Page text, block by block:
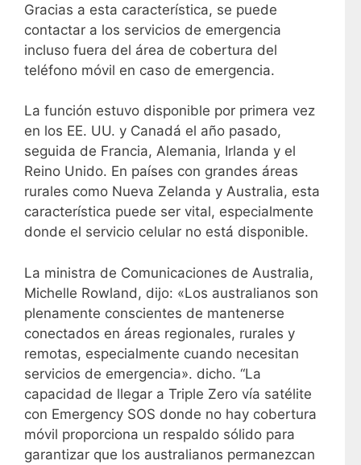
Gracias a esta característica, se puede
contactar a los servicios de emergencia
incluso fuera del área de cobertura del
teléfono móvil en caso de emergencia.
La función estuvo disponible por primera vez
en los EE. UU. y Canadá el año pasado,
seguida de Francia, Alemania, Irlanda y el
Reino Unido. En países con grandes áreas
rurales como Nueva Zelanda y Australia, esta
característica puede ser vital, especialmente
donde el servicio celular no está disponible.
La ministra de Comunicaciones de Australia,
Michelle Rowland, dijo: «Los australianos son
plenamente conscientes de mantenerse
conectados en áreas regionales, rurales y
remotas, especialmente cuando necesitan
servicios de emergencia». dicho. “La
capacidad de llegar a Triple Zero vía satélite
con Emergency SOS donde no hay cobertura
móvil proporciona un respaldo sólido para
garantizar que los australianos permanezcan